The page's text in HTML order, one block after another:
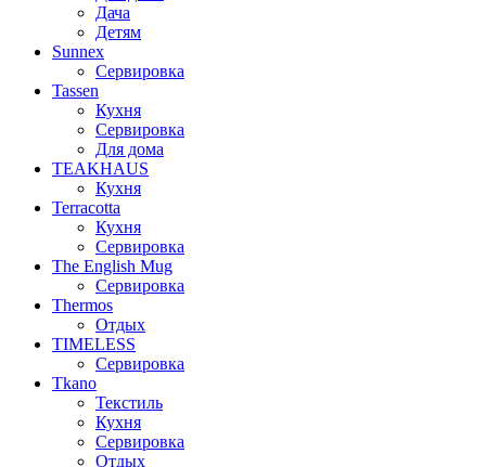
Дача
Детям
Sunnex
Сервировка
Tassen
Кухня
Сервировка
Для дома
TEAKHAUS
Кухня
Terracotta
Кухня
Сервировка
The English Mug
Сервировка
Thermos
Отдых
TIMELESS
Сервировка
Tkano
Текстиль
Кухня
Сервировка
Отдых